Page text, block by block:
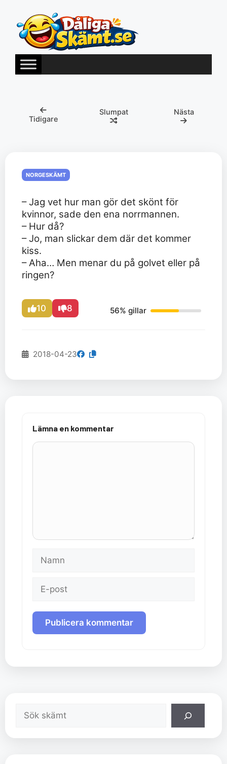
innehåll
Tidigare
Slumpat Nästa
NORGESKÄMT
– Jag vet hur man gör det skönt för
kvinnor, sade den ena norrmannen.
– Hur då?
– Jo, man slickar dem där det kommer
kiss.
– Aha… Men menar du på golvet eller på
ringen?
10 8 56% gillar
2018-04-23
Lämna en kommentar
Kommentar
Namn
Sök